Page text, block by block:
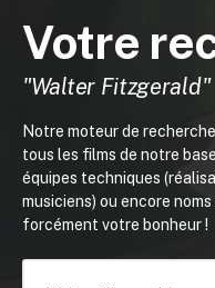
Votre
"Walter Fitzgerald"
Notre moteur de
tous les films de notre
équipes techniques
musiciens) ou encore
forcément votre bonheur !